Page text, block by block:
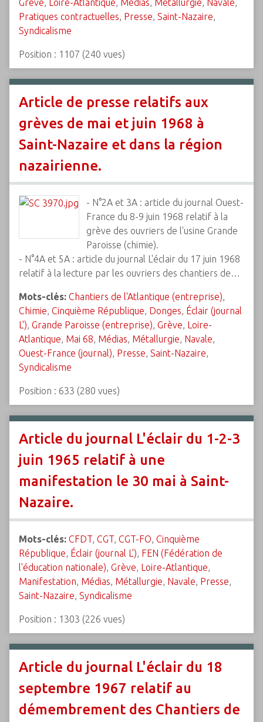
Grève, Loire-Atlantique, Médias, Métallurgie, Navale,
Pratiques contractuelles, Presse, Saint-Nazaire,
Syndicalisme
Position : 1107 (240 vues)
Article de presse relatifs aux
grèves de mai et juin 1968 à
Saint-Nazaire et dans la région
nazairienne.
- N°2A et 3A : article du journal Ouest-
France du 8-9 juin 1968 relatif à la
grève des ouvriers de l'usine Grande
Paroisse (chimie).
- N°4A et 5A : article du journal L'éclair du 17 juin 1968
relatif à la lecture par les ouvriers des chantiers de…
Mots-clés: Chantiers de l'Atlantique (entreprise),
Chimie, Cinquième République, Donges, Éclair (journal
L'), Grande Paroisse (entreprise), Grève, Loire-
Atlantique, Mai 68, Médias, Métallurgie, Navale,
Ouest-France (journal), Presse, Saint-Nazaire,
Syndicalisme
Position : 633 (280 vues)
Article du journal L'éclair du 1-2-3
juin 1965 relatif à une
manifestation le 30 mai à Saint-
Nazaire.
Mots-clés: CFDT, CGT, CGT-FO, Cinquième
République, Éclair (journal L'), FEN (Fédération de
l'éducation nationale), Grève, Loire-Atlantique,
Manifestation, Médias, Métallurgie, Navale, Presse,
Saint-Nazaire, Syndicalisme
Position : 1303 (226 vues)
Article du journal L'éclair du 18
septembre 1967 relatif au
démembrement des Chantiers de